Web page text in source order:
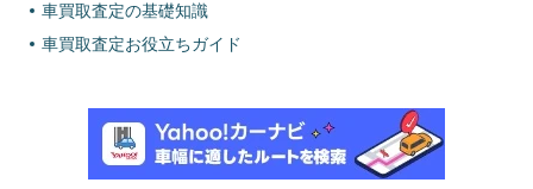
車買取査定の基礎知識
車買取査定お役立ちガイド